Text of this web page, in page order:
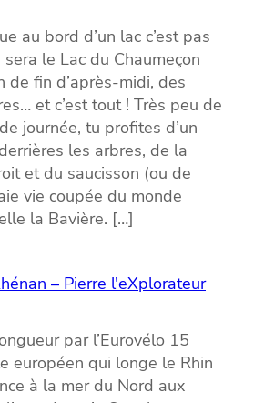
au bord d’un lac c’est pas
le Lac du Chaumeçon
de fin d’après-midi, des
et c’est tout ! Très peu de
journée, tu profites d’un
les arbres, de la
et du saucisson (ou de
vie coupée du monde
la Bavière. […]
– Pierre l'eXplorateur
par l’Eurovélo 15
européen qui longe le Rhin
à la mer du Nord aux